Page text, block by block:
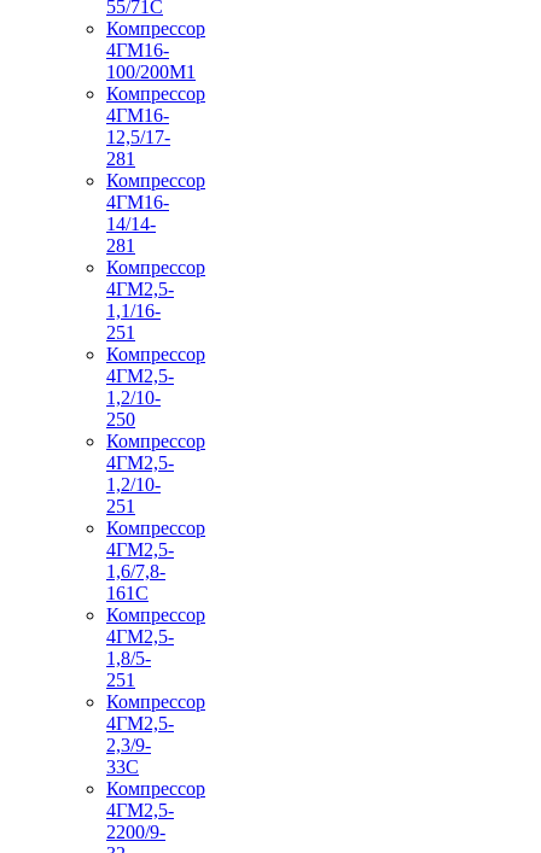
55/71С
Компрессор
4ГМ16-
100/200М1
Компрессор
4ГМ16-
12,5/17-
281
Компрессор
4ГМ16-
14/14-
281
Компрессор
4ГМ2,5-
1,1/16-
251
Компрессор
4ГМ2,5-
1,2/10-
250
Компрессор
4ГМ2,5-
1,2/10-
251
Компрессор
4ГМ2,5-
1,6/7,8-
161С
Компрессор
4ГМ2,5-
1,8/5-
251
Компрессор
4ГМ2,5-
2,3/9-
33С
Компрессор
4ГМ2,5-
2200/9-